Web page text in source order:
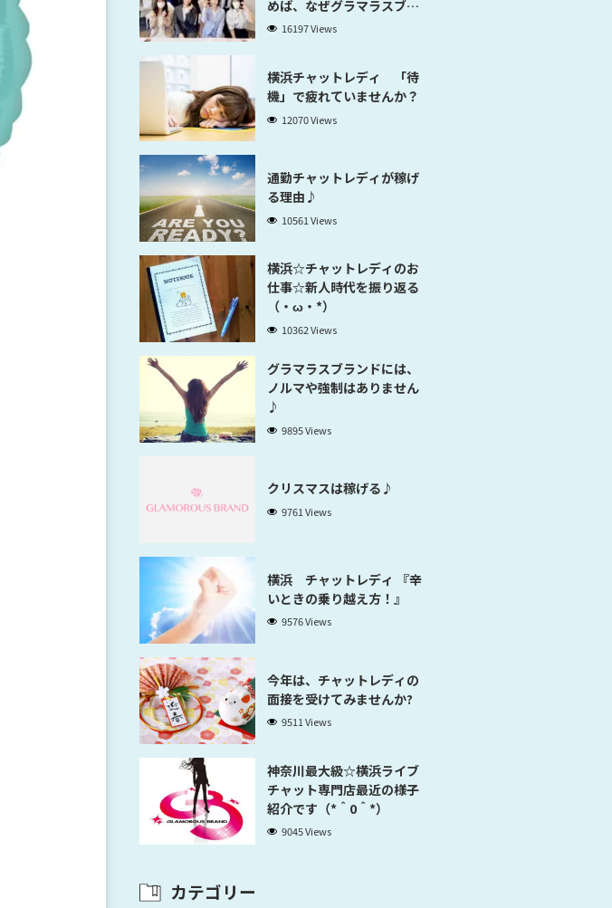
めば、なぜグラマラスブラ
ンド横浜だと稼げるのかが
16197 Views
横浜チャットレディ 「待
機」で疲れていませんか？
12070 Views
通勤チャットレディが稼げ
る理由♪
10561 Views
横浜☆チャットレディのお
仕事☆新人時代を振り返る
（・ω・*）
10362 Views
グラマラスブランドには、
ノルマや強制はありません
♪
9895 Views
クリスマスは稼げる♪
9761 Views
横浜 チャットレディ 『辛
いときの乗り越え方！』
9576 Views
今年は、チャットレディの
面接を受けてみませんか?
9511 Views
神奈川最大級☆横浜ライブ
チャット専門店最近の様子
紹介です（*＾0＾*）
9045 Views
カテゴリー